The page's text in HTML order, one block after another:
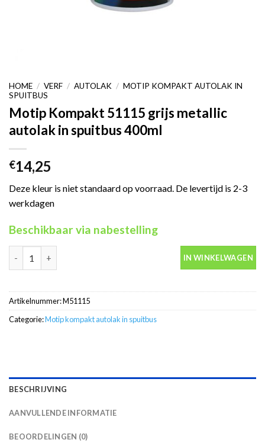
HOME / VERF / AUTOLAK / MOTIP KOMPAKT AUTOLAK IN
SPUITBUS
Motip Kompakt 51115 grijs metallic
autolak in spuitbus 400ml
€14,25
Deze kleur is niet standaard op voorraad. De levertijd is 2-3
werkdagen
Beschikbaar via nabestelling
Motip Kompakt 51115 grijs metallic autolak in spuitbus 400ml
IN WINKELWAGEN
Artikelnummer:M51115
Categorie:Motip kompakt autolak in spuitbus
BESCHRIJVING
AANVULLENDE INFORMATIE
BEOORDELINGEN (0)